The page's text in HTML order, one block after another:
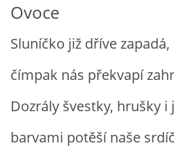
VÝTVARNÉ AKTIVITY - ZIMA
CHARAKTERISTIKA ROČNÍCH
Ovoce
Sluníčko již dříve zapadá,
čímpak nás překvapí
Dozrály švestky, hrušky i
barvami potěší naše